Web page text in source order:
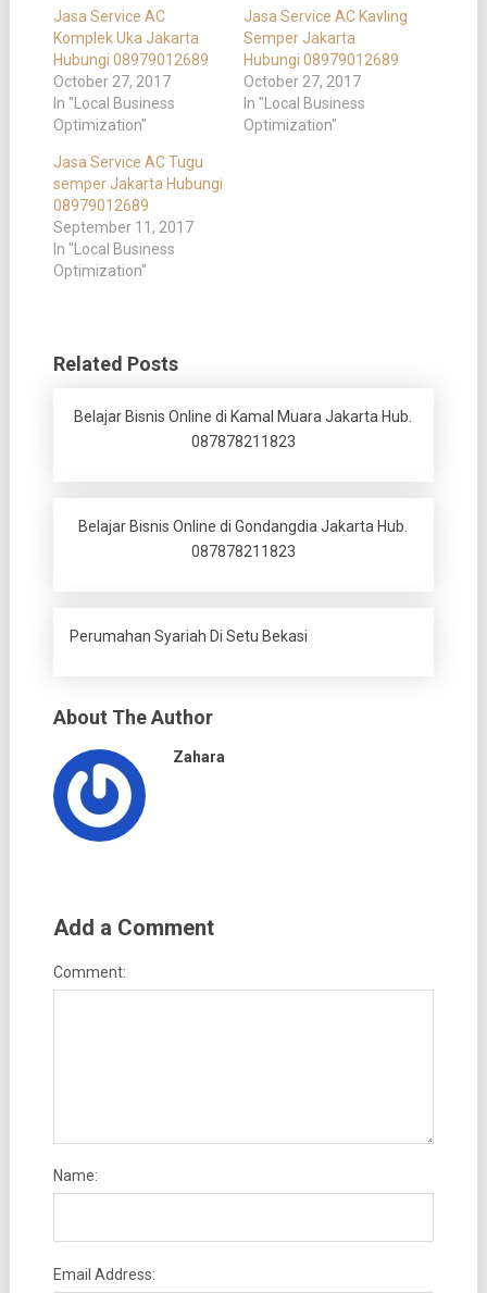
Jasa Service AC
Komplek Uka Jakarta
Hubungi 08979012689
October 27, 2017
In "Local Business
Optimization"
Jasa Service AC Kavling
Semper Jakarta
Hubungi 08979012689
October 27, 2017
In "Local Business
Optimization"
Jasa Service AC Tugu
semper Jakarta Hubungi
08979012689
September 11, 2017
In "Local Business
Optimization"
Related Posts
Belajar Bisnis Online di Kamal Muara Jakarta Hub.
087878211823
Belajar Bisnis Online di Gondangdia Jakarta Hub.
087878211823
Perumahan Syariah Di Setu Bekasi
About The Author
Zahara
Add a Comment
Comment:
Name:
Email Address: